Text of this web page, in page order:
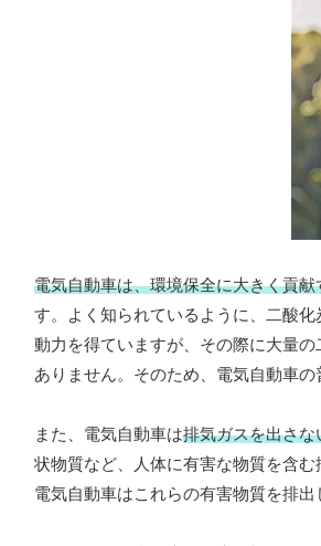
電気自動車は、環境保全に大きく貢
す。よく知られているように、二酸
動力を得ていますが、その際に大量
ありません。そのため、電気自動車
また、電気自動車は排気ガスを出さな
状物質など、人体に有害な物質を含
電気自動車はこれらの有害物質を排